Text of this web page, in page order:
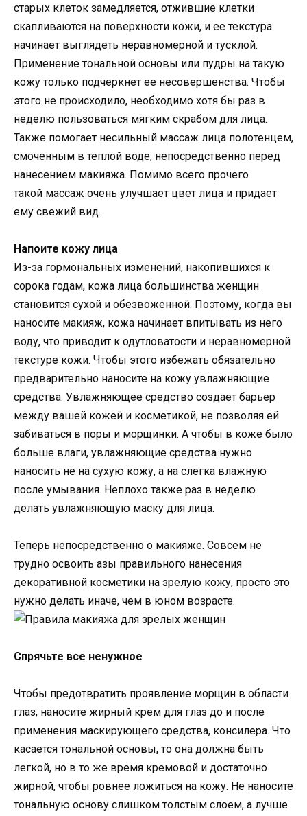
старых клеток замедляется, отжившие клетки
скапливаются на поверхности кожи, и ее текстура
начинает выглядеть неравномерной и тусклой.
Применение тональной основы или пудры на такую
кожу только подчеркнет ее несовершенства. Чтобы
этого не происходило, необходимо хотя бы раз в
неделю пользоваться мягким скрабом для лица.
Также помогает несильный массаж лица полотенцем,
смоченным в теплой воде, непосредственно перед
нанесением макияжа. Помимо всего прочего
такой массаж очень улучшает цвет лица и придает
ему свежий вид.
Напоите кожу лица
Из-за гормональных изменений, накопившихся к
сорока годам, кожа лица большинства женщин
становится сухой и обезвоженной. Поэтому, когда вы
наносите макияж, кожа начинает впитывать из него
воду, что приводит к одутловатости и неравномерной
текстуре кожи. Чтобы этого избежать обязательно
предварительно наносите на кожу увлажняющие
средства. Увлажняющее средство создает барьер
между вашей кожей и косметикой, не позволяя ей
забиваться в поры и морщинки. А чтобы в коже было
больше влаги, увлажняющие средства нужно
наносить не на сухую кожу, а на слегка влажную
после умывания. Неплохо также раз в неделю
делать увлажняющую маску для лица.
Теперь непосредственно о макияже. Совсем не
трудно освоить азы правильного нанесения
декоративной косметики на зрелую кожу, просто это
нужно делать иначе, чем в юном возрасте.
Спрячьте все ненужное
Чтобы предотвратить проявление морщин в области
глаз, наносите жирный крем для глаз до и после
применения маскирующего средства, консилера. Что
касается тональной основы, то она должна быть
легкой, но в то же время кремовой и достаточно
жирной, чтобы ровнее ложиться на кожу. Не наносите
тональную основу слишком толстым слоем, а лучше